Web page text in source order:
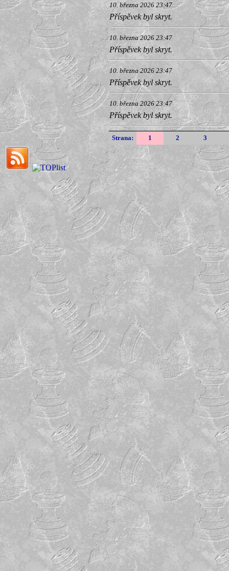
10. března 2026 23:47
Příspěvek byl skryt.
10. března 2026 23:47
Příspěvek byl skryt.
10. března 2026 23:47
Příspěvek byl skryt.
10. března 2026 23:47
Příspěvek byl skryt.
Strana: 1 2 3